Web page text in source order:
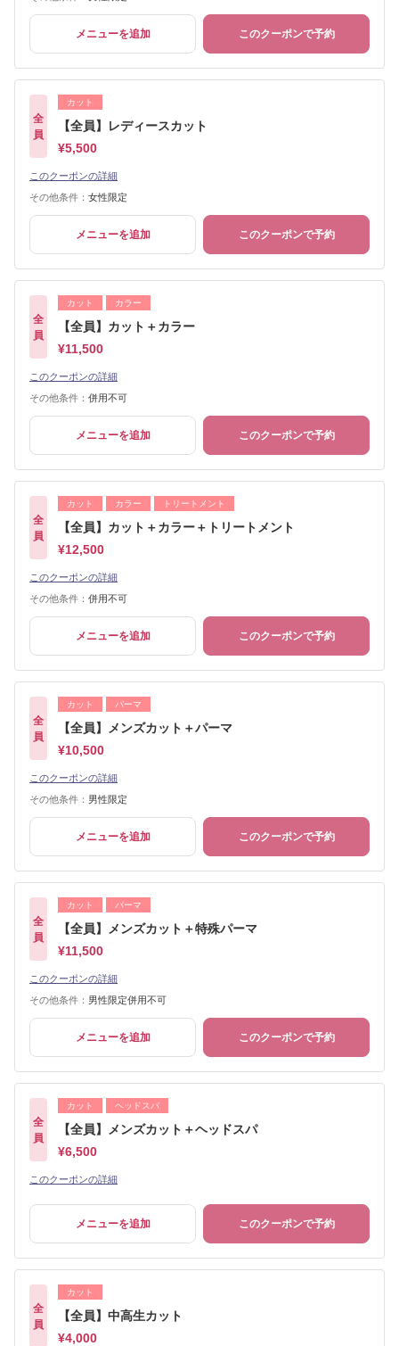
メニューを追加 このクーポンで予約
全
員
カット
【全員】レディースカット
¥5,500
このクーポンの詳細
その他条件： 女性限定
メニューを追加 このクーポンで予約
全
員
カット カラー
【全員】カット＋カラー
¥11,500
このクーポンの詳細
その他条件： 併用不可
メニューを追加 このクーポンで予約
全
員
カット カラー トリートメント
【全員】カット＋カラー＋トリートメント
¥12,500
このクーポンの詳細
その他条件： 併用不可
メニューを追加 このクーポンで予約
全
員
カット パーマ
【全員】メンズカット＋パーマ
¥10,500
このクーポンの詳細
その他条件： 男性限定
メニューを追加 このクーポンで予約
全
員
カット パーマ
【全員】メンズカット＋特殊パーマ
¥11,500
このクーポンの詳細
その他条件： 男性限定併用不可
メニューを追加 このクーポンで予約
全
員
カット ヘッドスパ
【全員】メンズカット＋ヘッドスパ
¥6,500
このクーポンの詳細
メニューを追加 このクーポンで予約
全
員
カット
【全員】中高生カット
¥4,000